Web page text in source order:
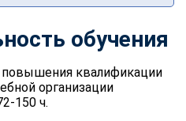
обучения
квалификации
организации
150 ч.